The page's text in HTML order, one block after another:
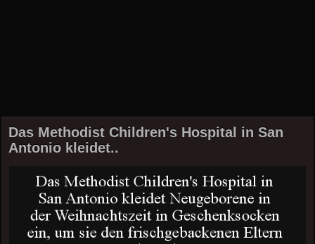
Das Methodist Children's Hospital in San
Antonio kleidet..